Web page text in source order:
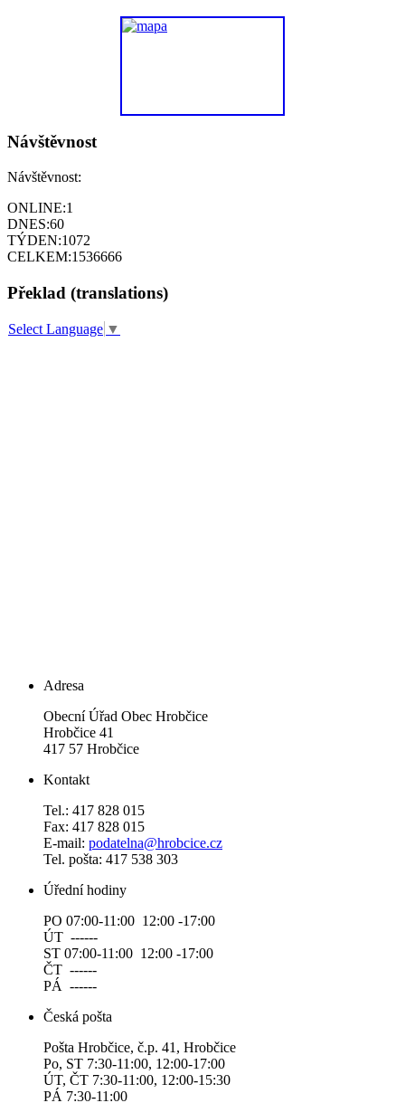
Návštěvnost
Návštěvnost:
ONLINE:1
DNES:60
TÝDEN:1072
CELKEM:1536666
Překlad (translations)
Select Language ▼
Adresa
Obecní Úřad Obec Hrobčice
Hrobčice 41
417 57 Hrobčice
Kontakt
Tel.: 417 828 015
Fax: 417 828 015
E-mail: podatelna@hrobcice.cz
Tel. pošta: 417 538 303
Úřední hodiny
PO 07:00-11:00 12:00 -17:00
ÚT ------
ST 07:00-11:00 12:00 -17:00
ČT ------
PÁ ------
Česká pošta
Pošta Hrobčice, č.p. 41, Hrobčice
Po, ST 7:30-11:00, 12:00-17:00
ÚT, ČT 7:30-11:00, 12:00-15:30
PÁ 7:30-11:00